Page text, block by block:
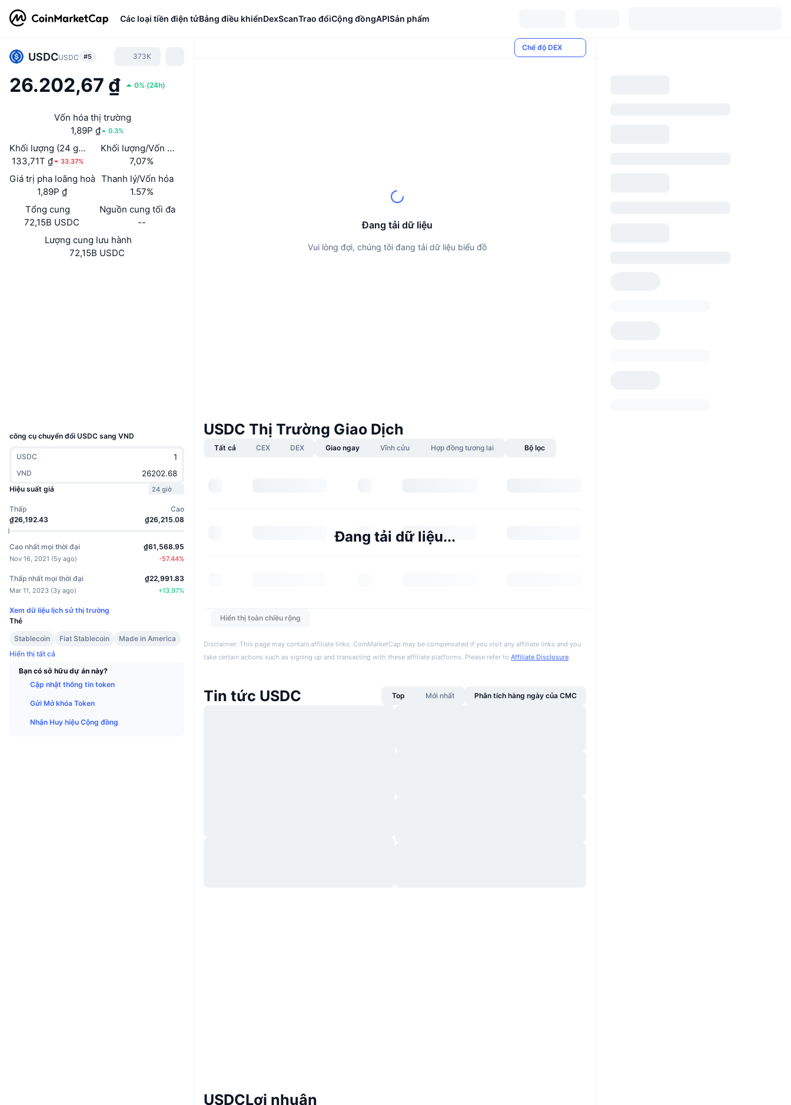
Các loại tiền điện tửBảng điều khiểnDexScanTrao đổiCộng đồngAPISản phẩm
USDCUSDC #5 373K
26.202,67 ₫ 0% (24h)
Vốn hóa thị trường
1,89P ₫
0.3%
Khối lượng (24 giờ)
133,71T ₫
33.37%
Khối lượng/Vốn hóa thị trường (24h)
7,07%
Giá trị pha loãng hoàn toàn (FDV)
1,89P ₫
Thanh lý/Vốn hóa
1.57%
Tổng cung
72,15B USDC
Nguồn cung tối đa
--
Lượng cung lưu hành
72,15B USDC
công cụ chuyển đổi USDC sang VND
USDC
VND
Hiệu suất giá
24 giờ
Thấp
₫26,192.43
Cao
₫26,215.08
Cao nhất mọi thời đại
Nov 16, 2021 (5y ago)
₫61,568.95
-57.44%
Thấp nhất mọi thời đại
Mar 11, 2023 (3y ago)
₫22,991.83
+13.97%
Xem dữ liệu lịch sử thị trường
Thẻ
Stablecoin
Fiat Stablecoin
Made in America
Hiển thị tất cả
Bạn có sở hữu dự án này?
Cập nhật thông tin token
Gửi Mở khóa Token
Nhận Huy hiệu Cộng đồng
Chế độ DEX
Đang tải dữ liệu
Vui lòng đợi, chúng tôi đang tải dữ liệu biểu đồ
USDC Thị Trường Giao Dịch
Tất cả CEX DEX Giao ngay Vĩnh cửu Hợp đồng tương lai Bộ lọc
Đang tải dữ liệu...
Hiển thị toàn chiều rộng
Disclaimer: This page may contain affiliate links. CoinMarketCap may be compensated if you visit any affiliate links and you
take certain actions such as signing up and transacting with these affiliate platforms. Please refer to Affiliate Disclosure.
Tin tức USDC Top Mới nhất Phân tích hàng ngày của CMC
USDCLợi nhuận